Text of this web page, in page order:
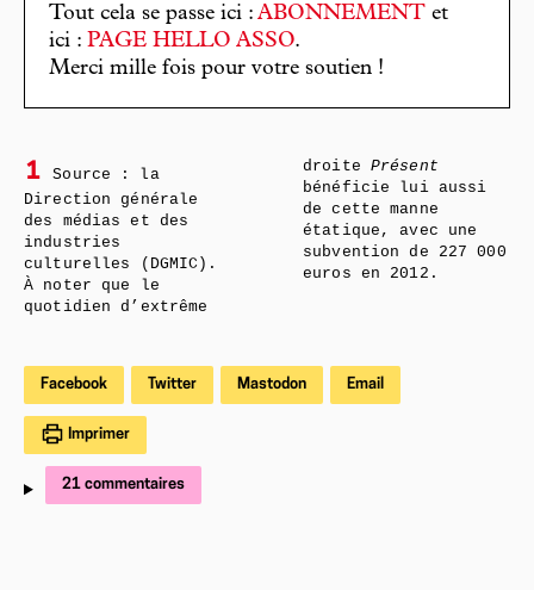
Tout cela se passe ici : ABONNEMENT et
ici : PAGE HELLO ASSO.
Merci mille fois pour votre soutien !
1
Source : la
Direction générale
des médias et des
industries
culturelles (DGMIC).
À noter que le
quotidien d’extrême
droite Présent
bénéficie lui aussi
de cette manne
étatique, avec une
subvention de 227 000
euros en 2012.
Facebook Twitter Mastodon Email
Imprimer
21 commentaires